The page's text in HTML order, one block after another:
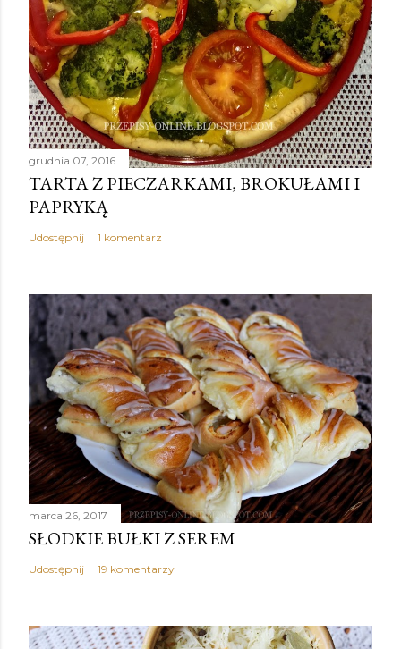
grudnia 07, 2016
TARTA Z PIECZARKAMI, BROKUŁAMI I
PAPRYKĄ
Udostępnij 1 komentarz
marca 26, 2017
SŁODKIE BUŁKI Z SEREM
Udostępnij 19 komentarzy